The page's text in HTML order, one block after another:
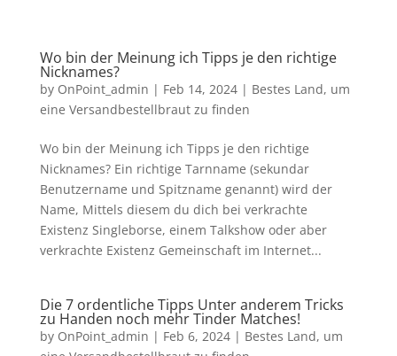
Wo bin der Meinung ich Tipps je den richtige
Nicknames?
by OnPoint_admin | Feb 14, 2024| Bestes Land, um
eine Versandbestellbraut zu finden
Wo bin der Meinung ich Tipps je den richtige
Nicknames? Ein richtige Tarnname (sekundar
Benutzername und Spitzname genannt) wird der
Name, Mittels diesem du dich bei verkrachte
Existenz Singleborse, einem Talkshow oder aber
verkrachte Existenz Gemeinschaft im Internet...
Die 7 ordentliche Tipps Unter anderem Tricks
zu Handen noch mehr Tinder Matches!
by OnPoint_admin | Feb 6, 2024| Bestes Land, um